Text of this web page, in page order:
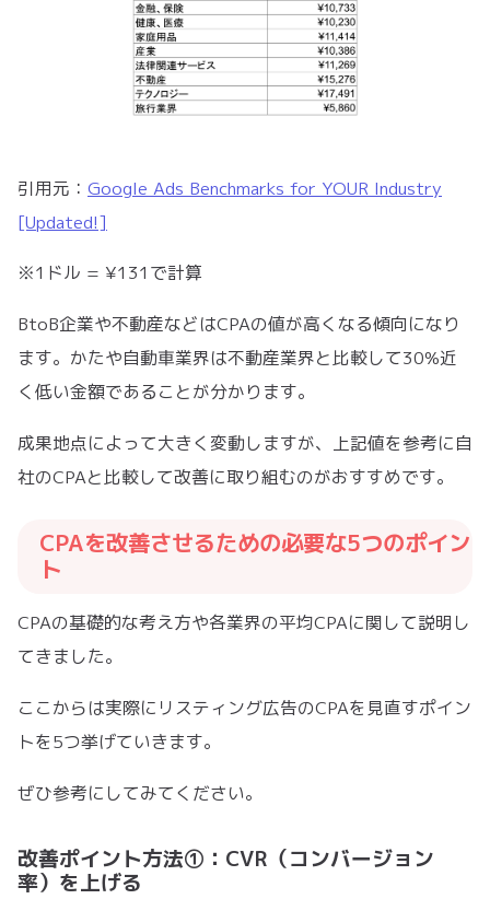
引用元： Google Ads Benchmarks for YOUR Industry
[Updated!]
※1ドル = ¥131で計算
BtoB企業や不動産などはCPAの値が高くなる傾向になり
ます。かたや自動車業界は不動産業界と比較して30%近
く低い金額であることが分かります。
成果地点によって大きく変動しますが、上記値を参考に自
社のCPAと比較して改善に取り組むのがおすすめです。
CPAを改善させるための必要な5つのポイン
ト
CPAの基礎的な考え方や各業界の平均CPAに関して説明し
てきました。
ここからは実際にリスティング広告のCPAを見直すポイン
トを5つ挙げていきます。
ぜひ参考にしてみてください。
改善ポイント方法①：CVR（コンバージョン
率）を上げる